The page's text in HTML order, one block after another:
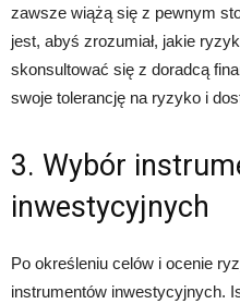
zawsze wiążą się z pewnym
jest, abyś zrozumiał, jakie
skonsultować się z doradcą
swoje tolerancję na ryzyko i
3. Wybór
inwestycyjnych
Po określeniu celów i ocenie
instrumentów inwestycyjnych.